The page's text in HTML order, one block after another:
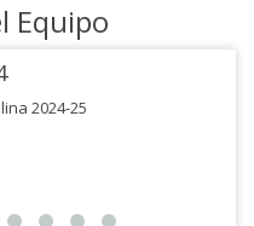
Equipo
2024-25